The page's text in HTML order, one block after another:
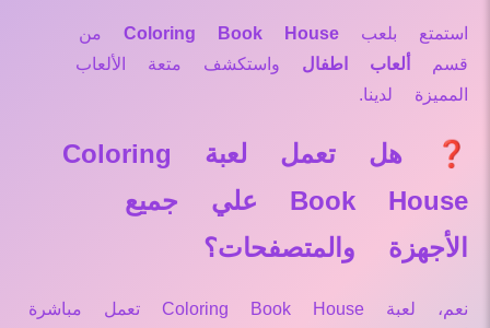
استمتع بلعب Coloring Book House من
قسم
ألعاب اطفال واستكشف متعة الألعاب
المميزة لدينا.
❓ هل تعمل لعبة Coloring
Book House علي جميع
الأجهزة والمتصفحات؟
نعم، لعبة Coloring Book House تعمل مباشرة